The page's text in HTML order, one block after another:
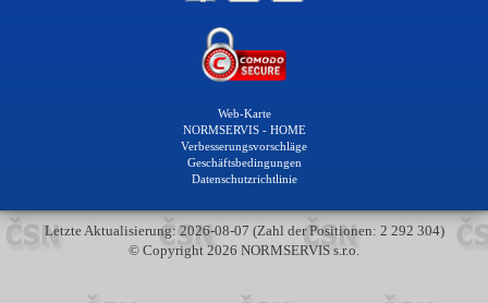
Web-Karte
NORMSERVIS - HOME
Verbesserungsvorschläge
Geschäftsbedingungen
Datenschutzrichtlinie
Letzte Aktualisierung: 2026-08-07 (Zahl der Positionen: 2 292 304)
© Copyright 2026 NORMSERVIS s.r.o.